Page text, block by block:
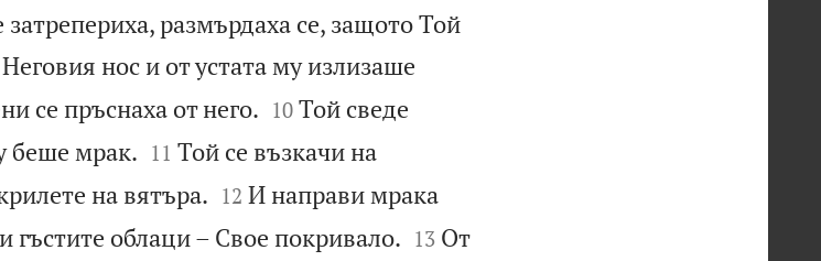
размърдаха се, защото Той
нос и от устата му излизаше
се пръснаха от него.
10 Той сведе
беше мрак.
11 Той се възкачи на
на вятъра.
12 И направи мрака
облаци – Свое покривало.
13 От